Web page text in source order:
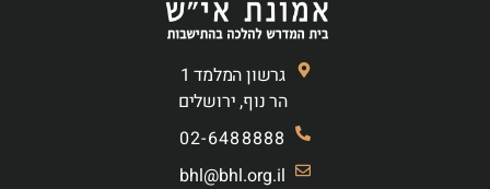
גרשון המלמד 1
הר נוף, ירושלים
02-6488888
bhl@bhl.org.il